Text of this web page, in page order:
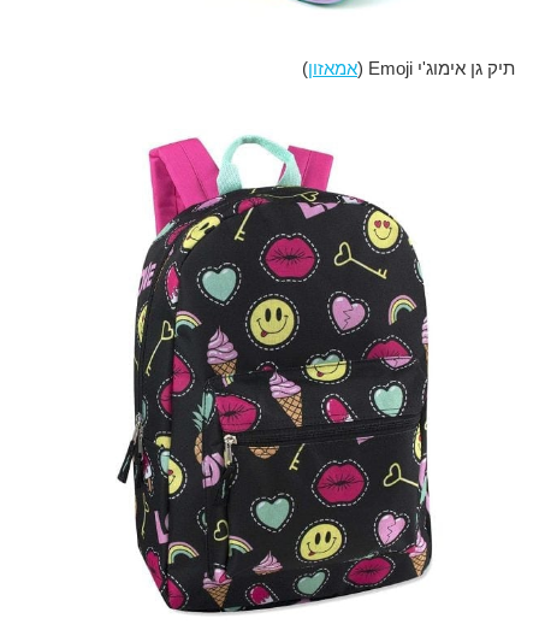
תיק גן אימוג'י Emoji ( אמאזון)